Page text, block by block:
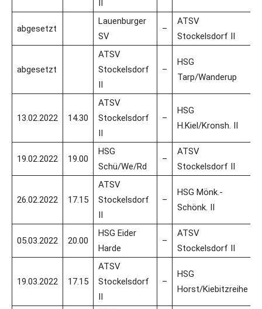
II
abgesetzt
Lauenburger
SV
–
ATSV
Stockelsdorf II
abgesetzt
ATSV
Stockelsdorf
II
–
HSG
Tarp/Wanderup
13.02.2022 14.30
ATSV
Stockelsdorf
II
–
HSG
H.Kiel/Kronsh. II
19.02.2022 19.00
HSG
Schü/We/Rd
–
ATSV
Stockelsdorf II
26.02.2022 17.15
ATSV
Stockelsdorf
II
–
HSG Mönk.-
Schönk. II
05.03.2022 20.00
HSG Eider
Harde
–
ATSV
Stockelsdorf II
19.03.2022 17.15
ATSV
Stockelsdorf
II
–
HSG
Horst/Kiebitzreihe